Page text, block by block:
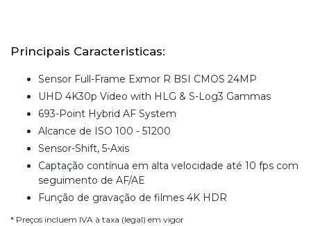
Principais Caracteristicas:
Sensor Full-Frame Exmor R BSI CMOS 24MP
UHD 4K30p Video with HLG & S-Log3 Gammas
693-Point Hybrid AF System
Alcance de ISO 100 - 51200
Sensor-Shift, 5-Axis
Captação contínua em alta velocidade até 10 fps com
seguimento de AF/AE
Função de gravação de filmes 4K HDR
* Preços incluem IVA à taxa (legal) em vigor